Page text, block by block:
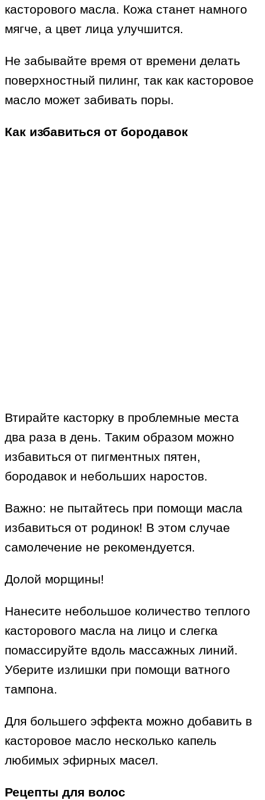
касторового масла. Кожа станет намного
мягче, а цвет лица улучшится.
Не забывайте время от времени делать
поверхностный пилинг, так как касторовое
масло может забивать поры.
Как избавиться от бородавок
Втирайте касторку в проблемные места
два раза в день. Таким образом можно
избавиться от пигментных пятен,
бородавок и небольших наростов.
Важно: не пытайтесь при помощи масла
избавиться от родинок! В этом случае
самолечение не рекомендуется.
Долой морщины!
Нанесите небольшое количество теплого
касторового масла на лицо и слегка
помассируйте вдоль массажных линий.
Уберите излишки при помощи ватного
тампона.
Для большего эффекта можно добавить в
касторовое масло несколько капель
любимых эфирных масел.
Рецепты для волос